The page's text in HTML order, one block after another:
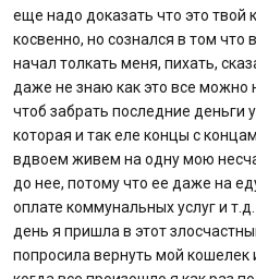
еще надо доказать что это твой
косвенно, но сознался в том
начал толкать меня, пихать,
даже не знаю как это все можно
чтоб забрать последние деньги
которая и так еле концы с
вдвоем живем на одну мою
до нее, потому что ее даже на
оплате коммунальных услуг и
день я пришла в этот
попросила вернуть мой кошелек